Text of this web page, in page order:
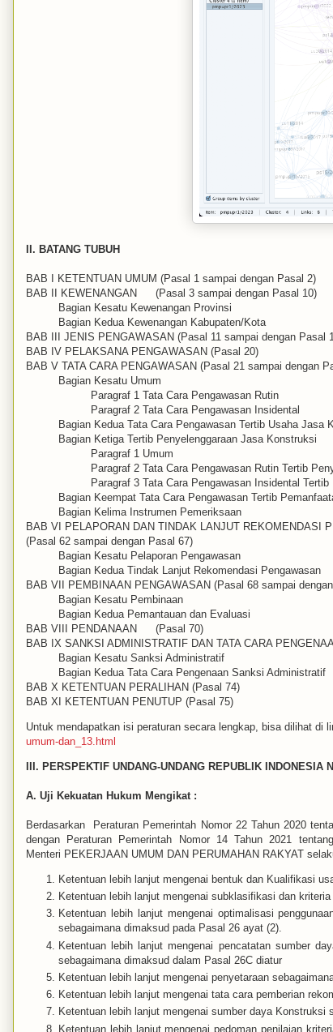
II. BATANG TUBUH
BAB I KETENTUAN UMUM (Pasal 1 sampai dengan Pasal 2)
BAB II KEWENANGAN
(Pasal 3 sampai dengan Pasal 10)
Bagian Kesatu Kewenangan Provinsi
Bagian Kedua Kewenangan Kabupaten/Kota
BAB III JENIS PENGAWASAN (Pasal 11 sampai dengan Pasal
BAB IV PELAKSANA PENGAWASAN (Pasal 20)
BAB V TATA CARA PENGAWASAN (Pasal 21 sampai dengan
Bagian Kesatu Umum
Paragraf 1 Tata Cara Pengawasan Rutin
Paragraf 2 Tata Cara Pengawasan Insidental
Bagian Kedua Tata Cara Pengawasan Tertib Usaha Jasa
Bagian Ketiga Tertib Penyelenggaraan Jasa Konstruksi
Paragraf 1 Umum
Paragraf 2 Tata Cara Pengawasan Rutin Tertib
Paragraf 3 Tata Cara Pengawasan Insidental
Bagian Keempat Tata Cara Pengawasan Tertib
Bagian Kelima Instrumen Pemeriksaan
BAB VI PELAPORAN DAN TINDAK LANJUT REKOMENDASI
(Pasal 62 sampai dengan Pasal 67)
Bagian Kesatu Pelaporan Pengawasan
Bagian Kedua Tindak Lanjut Rekomendasi Pengawasan
BAB VII PEMBINAAN PENGAWASAN (Pasal 68 sampai
Bagian Kesatu Pembinaan
Bagian Kedua Pemantauan dan Evaluasi
BAB VIII PENDANAAN
(Pasal 70)
BAB IX SANKSI ADMINISTRATIF DAN TATA CARA
Bagian Kesatu Sanksi Administratif
Bagian Kedua Tata Cara Pengenaan Sanksi Administratif
BAB X KETENTUAN PERALIHAN (Pasal 74)
BAB XI KETENTUAN PENUTUP (Pasal 75)
Untuk mendapatkan isi peraturan secara lengkap, bisa dilihat di
umum-dan_13.html
III. PERSPEKTIF UNDANG-UNDANG REPUBLIK INDONESIA
A. Uji Kekuatan Hukum Mengikat :
Berdasarkan Peraturan Pemerintah Nomor 22 Tahun 2020
dengan Peraturan Pemerintah Nomor 14 Tahun 2021
Menteri PEKERJAAN UMUM DAN PERUMAHAN RAKYAT
Ketentuan lebih lanjut mengenai bentuk dan Kualifikasi
Ketentuan lebih lanjut mengenai subklasifikasi dan
Ketentuan lebih lanjut mengenai optimalisasi
sebagaimana dimaksud pada Pasal 26 ayat (2).
Ketentuan lebih lanjut mengenai pencatatan sumber
sebagaimana dimaksud dalam Pasal 26C diatur
Ketentuan lebih lanjut mengenai penyetaraan
Ketentuan lebih lanjut mengenai tata cara pemberian
Ketentuan lebih lanjut mengenai sumber daya
Ketentuan lebih lanjut mengenai pedoman penilaian